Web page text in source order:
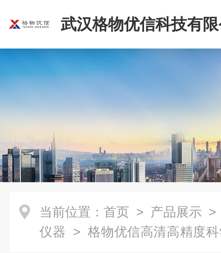
武汉格物优信科技有
当前位置： 首页 > 产品展示
仪器 > 格物优信高清高精度